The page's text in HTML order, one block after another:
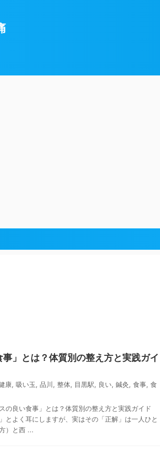
」とは？体質別の整え方と実践ガイ
康, 吸い玉, 品川 , 整体, 目黒駅, 良い, 鍼灸, 食事, 食
の良い食事」とは？体質別の整え方と実践ガイド
とよく耳にしますが、実はその「正解」は一人ひと
）と西 ...